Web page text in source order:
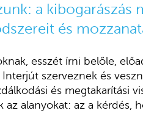
a kibogarászás
és
esszét írni belőle,
Interjút szerveznek és
és megtakarítási
az alanyokat: az a